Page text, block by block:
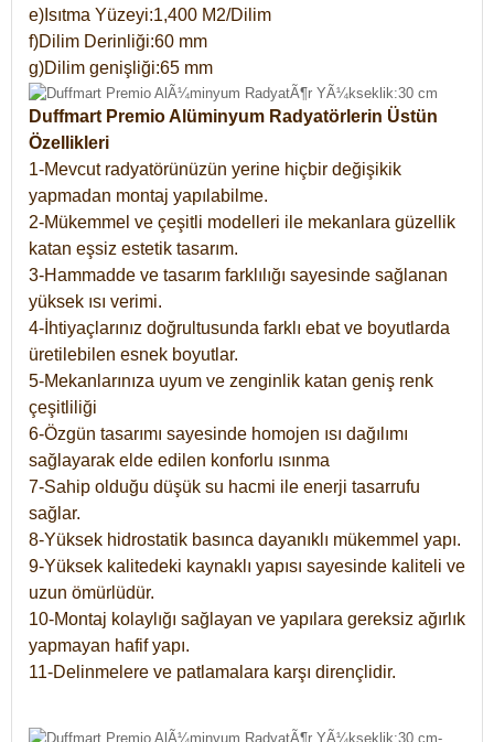
e)Isıtma Yüzeyi:1,400 M2/Dilim
f)Dilim Derinliği:60 mm
g)Dilim genişliği:65 mm
Duffmart Premio Alüminyum Radyatörlerin Üstün
Özellikleri
1-Mevcut radyatörünüzün yerine hiçbir değişikik
yapmadan montaj yapılabilme.
2-Mükemmel ve çeşitli modelleri ile mekanlara güzellik
katan eşsiz estetik tasarım.
3-Hammadde ve tasarım farklılığı sayesinde sağlanan
yüksek ısı verimi.
4-İhtiyaçlarınız doğrultusunda farklı ebat ve boyutlarda
üretilebilen esnek boyutlar.
5-Mekanlarınıza uyum ve zenginlik katan geniş renk
çeşitliliği
6-Özgün tasarımı sayesinde homojen ısı dağılımı
sağlayarak elde edilen konforlu ısınma
7-Sahip olduğu düşük su hacmi ile enerji tasarrufu
sağlar.
8-Yüksek hidrostatik basınca dayanıklı mükemmel yapı.
9-Yüksek kalitedeki kaynaklı yapısı sayesinde kaliteli ve
uzun ömürlüdür.
10-Montaj kolaylığı sağlayan ve yapılara gereksiz ağırlık
yapmayan hafif yapı.
11-Delinmelere ve patlamalara karşı dirençlidir.